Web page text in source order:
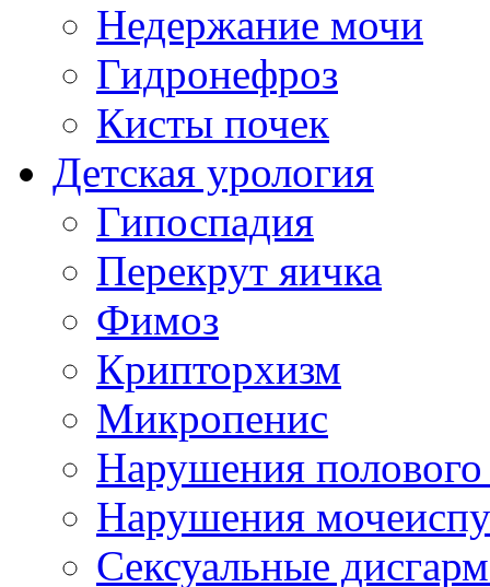
Недержание мочи
Гидронефроз
Кисты почек
Детская урология
Гипоспадия
Перекрут яичка
Фимоз
Крипторхизм
Микропенис
Нарушения полового
Нарушения
Сексуальные